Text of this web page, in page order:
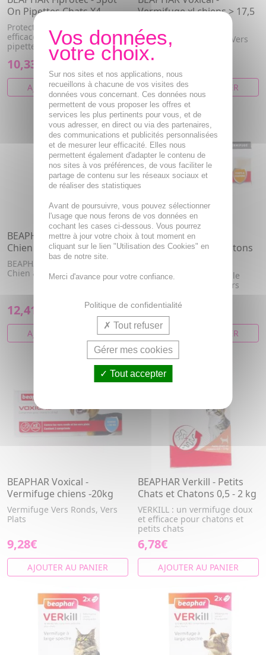
On Pipettes Chats X4
Protection antiparasitaire
efficace et rapide avec les
pipettes Fiprotec Spot On.
10,33€
AJOUTER AU PANIER
Vermifuge xl chiens > 17,5
Vermifuge Vers Ronds, Vers
Plats
16,17€
AJOUTER AU PANIER
BEAPHAR Fiprotec - Spray
Chien & Chat 100ml
BEAPHAR Spray Fiprotec
Chien &amp; Chat
12,41€
AJOUTER AU PANIER
BEAPHAR Voxical -
Vermifuge Chats Chatons
BEAPHAR Voxical : Double
protection contre les vers
9,28€
AJOUTER AU PANIER
BEAPHAR Voxical -
Vermifuge chiens -20kg
Vermifuge Vers Ronds, Vers
Plats
9,28€
AJOUTER AU PANIER
BEAPHAR Verkill - Petits
Chats et Chatons 0,5 - 2 kg
VERKILL : un vermifuge doux
et efficace pour chatons et
petits chats
6,78€
AJOUTER AU PANIER
Sur nos sites et nos applications, nous
recueillons à chacune de vos visites des
données vous concernant. Ces données nous
permettent de vous proposer les offres et
services les plus pertinents pour vous, et de
vous adresser, en direct ou via des partenaires,
des communications et publicités personnalisées
et de mesurer leur efficacité. Elles nous
permettent également d'adapter le contenu de
nos sites à vos préférences, de vous faciliter le
partage de contenu sur les réseaux sociaux et
de réaliser des statistiques
Avant de poursuivre, vous pouvez sélectionner
l'usage que nous ferons de vos données en
cochant les cases ci-dessous. Vous pourrez
mettre à jour votre choix à tout moment en
cliquant sur le lien "Utilisation des Cookies" en
bas de notre site.
Merci d'avance pour votre confiance.
Politique de confidentialité
Tout refuser
Gérer mes cookies
Tout accepter